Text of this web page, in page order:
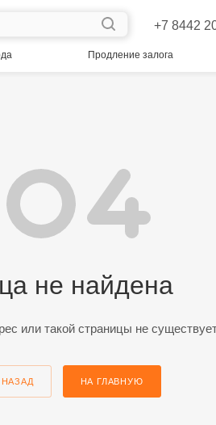
+7 8442
Продление залога
не найдена
или такой страницы не
НА ГЛАВНУЮ